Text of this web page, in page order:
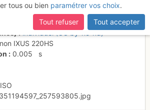
Bernard
individuel (CC by-nc-nd)
IXUS 220HS
0.005
s
ISO
tous ou bien paramétrer vos choix.
Tout refuser
Tout accepter